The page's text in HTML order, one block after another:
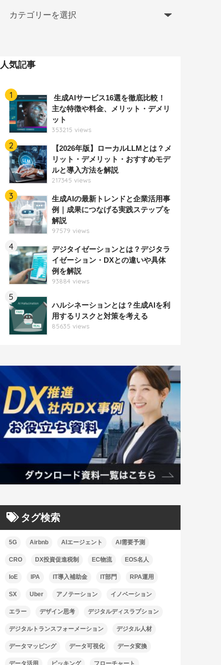
人気記事
1
生成AIサービス16選を徹底比較！
主な特徴や料金、メリット・デメリ
ット
353215 views
2
【2026年版】ローカルLLMとは？メ
リット・デメリット・おすすめモデ
ルと導入方法を解説
217345 views
3
生成AIの最新トレンドと企業活用事
例｜成果につなげる実践ステップを
解説
97579 views
4
デジタイゼーションとは？デジタラ
イゼーション・DXとの違いや具体
例を解説
93884 views
5
ハルシネーションとは？生成AIを利
用するリスクと対策を考える
85635 views
タグ検索
5G Airbnb AIエージェント AI需要予測
CRO DX投資促進税制 EC物流 EOS名人
IoE IPA IT導入補助金 IT部門 RPA運用
SX Uber アノテーション イノベーション
エラー デザイン思考 デジタルディスラプション
デジタルトランスフォーメーション デジタル人材
データマッピング データ可視化 データ変換